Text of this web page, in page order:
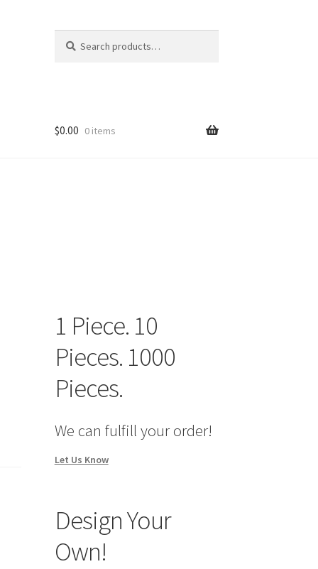
for:
$0.00 0 items
1 Piece. 10
Pieces. 1000
Pieces.
We can fulfill your order!
Let Us Know
Design Your
Own!